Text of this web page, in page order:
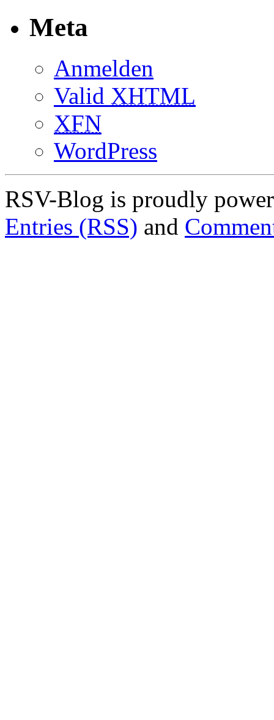
Meta
Anmelden
Valid XHTML
XFN
WordPress
RSV-Blog is proudly
Entries (RSS) and